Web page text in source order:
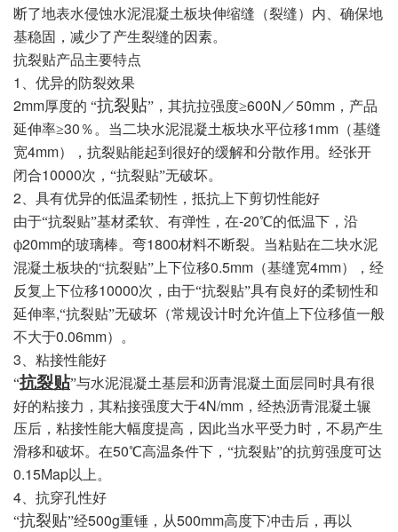
断了地表水侵蚀水泥混凝土板块伸缩缝（裂缝）内、确保地
基稳固，减少了产生裂缝的因素。
抗裂贴产品主要特点
1 、优异的防裂效果
2mm厚度的 “抗裂贴”，其抗拉强度≥600N ／50mm ，产品
延伸率≥30 ％。当二块水泥混凝土板块水平位移1mm （基缝
宽4mm），抗裂贴能起到很好的缓解和分散作用。经张开
闭合10000次，“抗裂贴”无破坏。
2 、具有优异的低温柔韧性，抵抗上下剪切性能好
由于“抗裂贴”基材柔软、有弹性，在-20℃的低温下，沿
ф20mm的玻璃棒。弯1800材料不断裂。当粘贴在二块水泥
混凝土板块的“抗裂贴”上下位移0.5mm （基缝宽4mm），经
反复上下位移10000次，由于“抗裂贴”具有良好的柔韧性和
延伸率,“抗裂贴”无破坏（常规设计时允许值上下位移值一般
不大于0.06mm）。
3 、粘接性能好
“抗裂贴”与水泥混凝土基层和沥青混凝土面层同时具有很
好的粘接力，其粘接强度大于4N/mm ，经热沥青混凝土辗
压后，粘接性能大幅度提高，因此当水平受力时，不易产生
滑移和破坏。在50℃高温条件下，“抗裂贴”的抗剪强度可达
0.15Map以上。
4 、抗穿孔性好
“抗裂贴”经500g重锤，从500mm高度下冲击后，再以